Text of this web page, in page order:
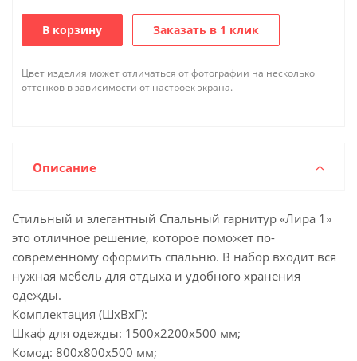
В корзину Заказать в 1 клик
Цвет изделия может отличаться от фотографии на несколько
оттенков в зависимости от настроек экрана.
Описание
Стильный и элегантный Спальный гарнитур «Лира 1»
это отличное решение, которое поможет по-
современному оформить спальню. В набор входит вся
нужная мебель для отдыха и удобного хранения
одежды.
Комплектация (ШxВxГ):
Шкаф для одежды: 1500x2200x500 мм;
Комод: 800x800x500 мм;